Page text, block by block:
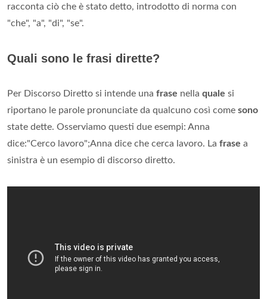
racconta ciò che è stato detto, introdotto di norma con
"che", "a", "di", "se".
Quali sono le frasi dirette?
Per Discorso Diretto si intende una frase nella quale si
riportano le parole pronunciate da qualcuno così come sono
state dette. Osserviamo questi due esempi: Anna
dice:"Cerco lavoro";Anna dice che cerca lavoro. La frase a
sinistra è un esempio di discorso diretto.